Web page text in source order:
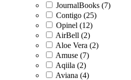
JournalBooks (7)
Contigo (25)
Opinel (12)
AirBell (2)
Aloe Vera (2)
Amuse (7)
Aqiila (2)
Aviana (4)